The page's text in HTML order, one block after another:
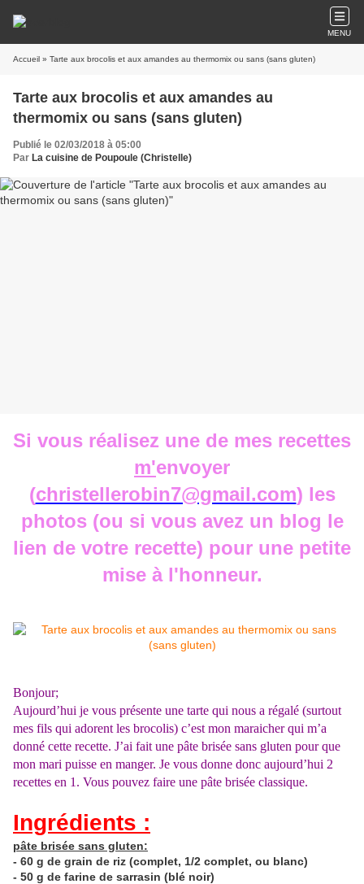
MENU
Accueil » Tarte aux brocolis et aux amandes au thermomix ou sans (sans gluten)
Tarte aux brocolis et aux amandes au
thermomix ou sans (sans gluten)
Publié le 02/03/2018 à 05:00
Par La cuisine de Poupoule (Christelle)
Si vous réalisez une de mes recettes
m'envoyer
(christellerobin7@gmail.com) les
photos (ou si vous avez un blog le
lien de votre recette) pour une petite
mise à l'honneur.
Bonjour;
Aujourd’hui je vous présente une tarte qui nous a régalé (surtout
mes fils qui adorent les brocolis) c’est mon maraicher qui m’a
donné cette recette. J’ai fait une pâte brisée sans gluten pour que
mon mari puisse en manger. Je vous donne donc aujourd’hui 2
recettes en 1. Vous pouvez faire une pâte brisée classique.
Ingrédients :
pâte brisée sans gluten:
- 60 g de grain de riz (complet, 1/2 complet, ou blanc)
- 50 g de farine de sarrasin (blé noir)